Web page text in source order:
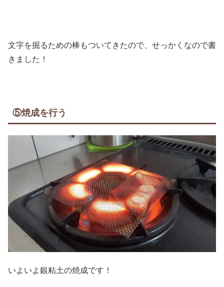
文字を掘るための棒もついてきたので、せっかくなので書
きました！
⑤焼成を行う
いよいよ銀粘土の焼成です！